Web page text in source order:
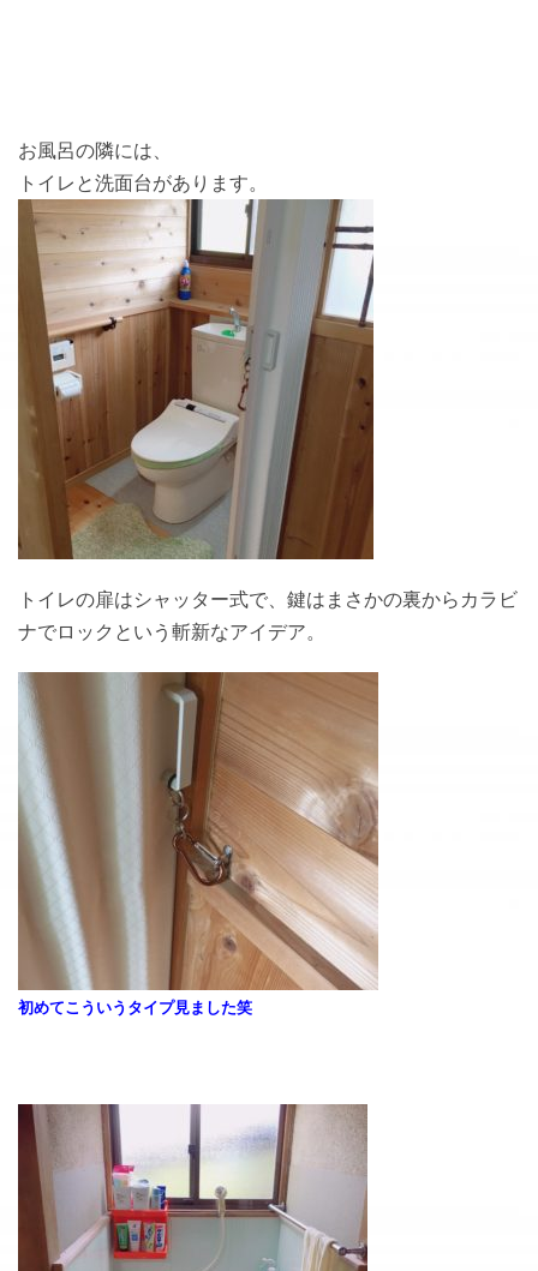
お風呂の隣には、
トイレと洗面台があります。
トイレの扉はシャッター式で、鍵はまさかの裏からカラビ
ナでロックという斬新なアイデア。
初めてこういうタイプ見ました笑